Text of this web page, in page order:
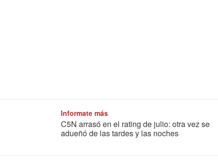
Informate más
C5N arrasó en el rating de julio: otra vez se
adueñó de las tardes y las noches